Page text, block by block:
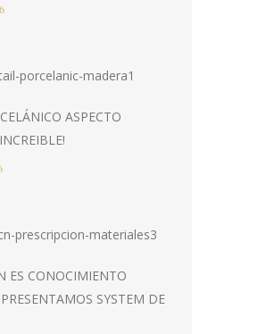
ASPECTO
ES CONOCIMIENTO
SYSTEM DE